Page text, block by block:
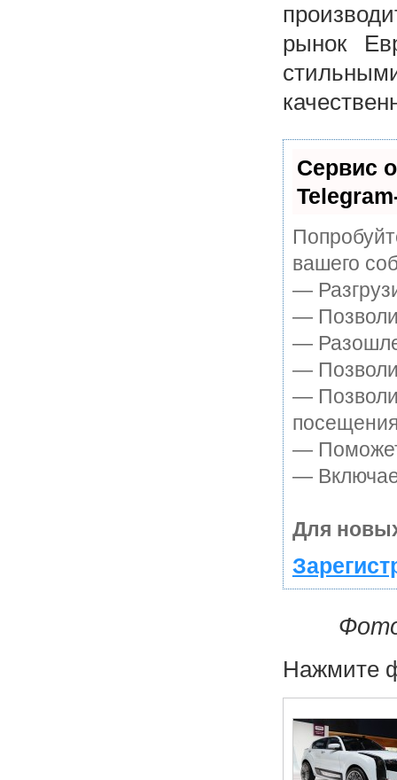
рынок
Сервис
вашего
—
—
—
—
—
— Поможет
—
Для
Нажмите